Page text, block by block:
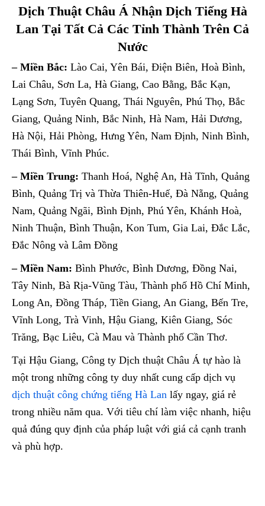
Dịch Thuật Châu Á Nhận Dịch Tiếng Hà
Lan Tại Tất Cả Các Tỉnh Thành Trên Cả
Nước
– Miền Bắc: Lào Cai, Yên Bái, Điện Biên, Hoà Bình,
Lai Châu, Sơn La, Hà Giang, Cao Bằng, Bắc Kạn,
Lạng Sơn, Tuyên Quang, Thái Nguyên, Phú Thọ, Bắc
Giang, Quảng Ninh, Bắc Ninh, Hà Nam, Hải Dương,
Hà Nội, Hải Phòng, Hưng Yên, Nam Định, Ninh Bình,
Thái Bình, Vĩnh Phúc.
– Miền Trung: Thanh Hoá, Nghệ An, Hà Tĩnh, Quảng
Bình, Quảng Trị và Thừa Thiên-Huế, Đà Nẵng, Quảng
Nam, Quảng Ngãi, Bình Định, Phú Yên, Khánh Hoà,
Ninh Thuận, Bình Thuận, Kon Tum, Gia Lai, Đắc Lắc,
Đắc Nông và Lâm Đồng
– Miền Nam: Bình Phước, Bình Dương, Đồng Nai,
Tây Ninh, Bà Rịa-Vũng Tàu, Thành phố Hồ Chí Minh,
Long An, Đồng Tháp, Tiền Giang, An Giang, Bến Tre,
Vĩnh Long, Trà Vinh, Hậu Giang, Kiên Giang, Sóc
Trăng, Bạc Liêu, Cà Mau và Thành phố Cần Thơ.
Tại Hậu Giang, Công ty Dịch thuật Châu Á tự hào là
một trong những công ty duy nhất cung cấp dịch vụ
dịch thuật công chứng tiếng Hà Lan lấy ngay, giá rẻ
trong nhiều năm qua. Với tiêu chí làm việc nhanh, hiệu
quả đúng quy định của pháp luật với giá cả cạnh tranh
và phù hợp.